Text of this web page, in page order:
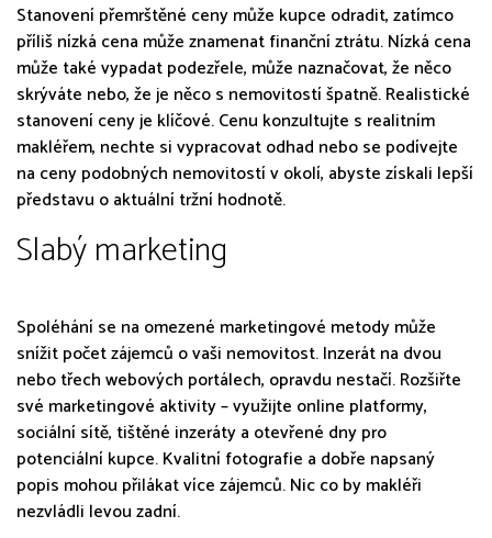
Stanovení přemrštěné ceny může kupce odradit, zatímco
příliš nízká cena může znamenat finanční ztrátu. Nízká cena
může také vypadat podezřele, může naznačovat, že něco
skrýváte nebo, že je něco s nemovitostí špatně. Realistické
stanovení ceny je klíčové. Cenu konzultujte s realitním
makléřem, nechte si vypracovat odhad nebo se podívejte
na ceny podobných nemovitostí v okolí, abyste získali lepší
představu o aktuální tržní hodnotě.
Slabý marketing
Spoléhání se na omezené marketingové metody může
snížit počet zájemců o vaši nemovitost. Inzerát na dvou
nebo třech webových portálech, opravdu nestačí. Rozšiřte
své marketingové aktivity – využijte online platformy,
sociální sítě, tištěné inzeráty a otevřené dny pro
potenciální kupce. Kvalitní fotografie a dobře napsaný
popis mohou přilákat více zájemců. Nic co by makléři
nezvládli levou zadní.